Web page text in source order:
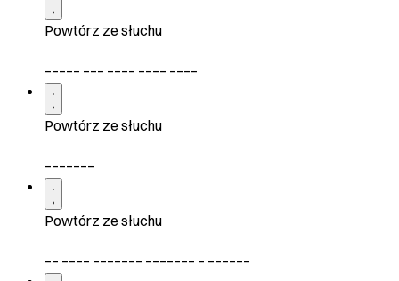
Powtórz ze słuchu
Powtórz ze słuchu
Powtórz ze słuchu